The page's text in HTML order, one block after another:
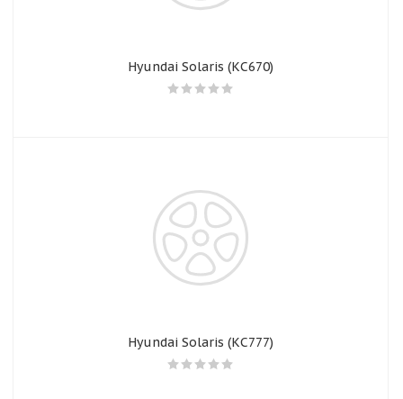
Hyundai Solaris (КС670)
Hyundai Solaris (КС777)